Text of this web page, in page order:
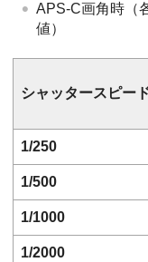
APS-C画角時（
値）
シャッタースピー
1/250
1/500
1/1000
1/2000